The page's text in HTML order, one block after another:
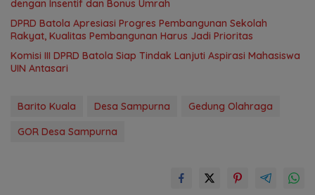
dengan Insentif dan Bonus Umrah
DPRD Batola Apresiasi Progres Pembangunan Sekolah
Rakyat, Kualitas Pembangunan Harus Jadi Prioritas
Komisi III DPRD Batola Siap Tindak Lanjuti Aspirasi Mahasiswa
UIN Antasari
Barito Kuala Desa Sampurna
Gedung Olahraga
GOR Desa Sampurna